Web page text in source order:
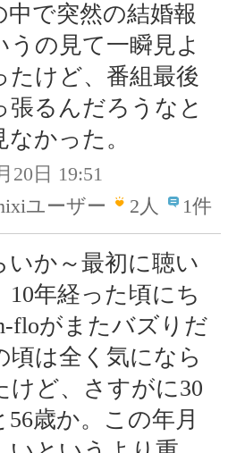
中で突然の結婚報
うの見て一瞬見よ
たけど、番組最後
張るんだろうなと
かった。
20日 19:51
ユーザー
2人 1件
いか～最初に聴い
10年経った頃にち
floがまたバズりだ
頃は全く気になら
けど、さすがに30
56歳か。この年月